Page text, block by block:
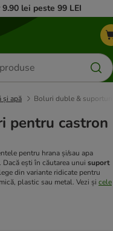
lei peste 99 LEI
și apă Boluri duble &
pentru castron
pentru hrana și/sau apa
ești în căutarea unui suport
din variante ridicate pentru
plastic sau metal. Vezi și cele